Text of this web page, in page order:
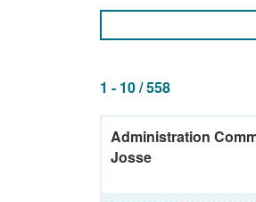
1 - 10 / 558
Administration
Josse